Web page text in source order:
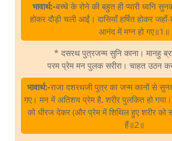
भावार्थ:-बच्चे के रोने की बहुत ही प्यारी ध्वनि
होकर दौड़ी चली आईं। दासियाँ हर्षित होकर जहाँ-
आनंद में मग्न हो गए॥1॥
* दसरथ पुत्रजन्म सुनि काना। मानहु
परम प्रेम मन पुलक सरीरा। चाहत उठन
भावार्थ:-राजा दशरथजी पुत्र का जन्म कानों से
गए। मन में अतिशय प्रेम है, शरीर पुलकित हो
को धीरज देकर (और प्रेम में शिथिल हुए शरीर को
हैं॥2॥